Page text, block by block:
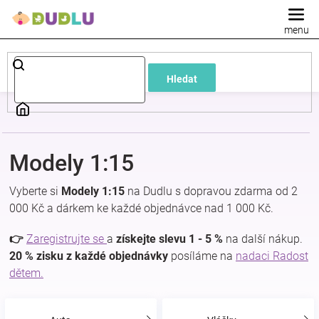
Hledat
Dětské
a
kojenecké
oblečení
Pokojíček
a
kojenecká
Modely 1:15
Vyberte si Modely 1:15 na Dudlu s dopravou zdarma od 2
000 Kč a dárkem ke každé objednávce nad 1 000 Kč.
👉 Zaregistrujte se a získejte slevu 1 - 5 % na další nákup.
20 % zisku z každé objednávky posíláme na nadaci Radost
dětem.